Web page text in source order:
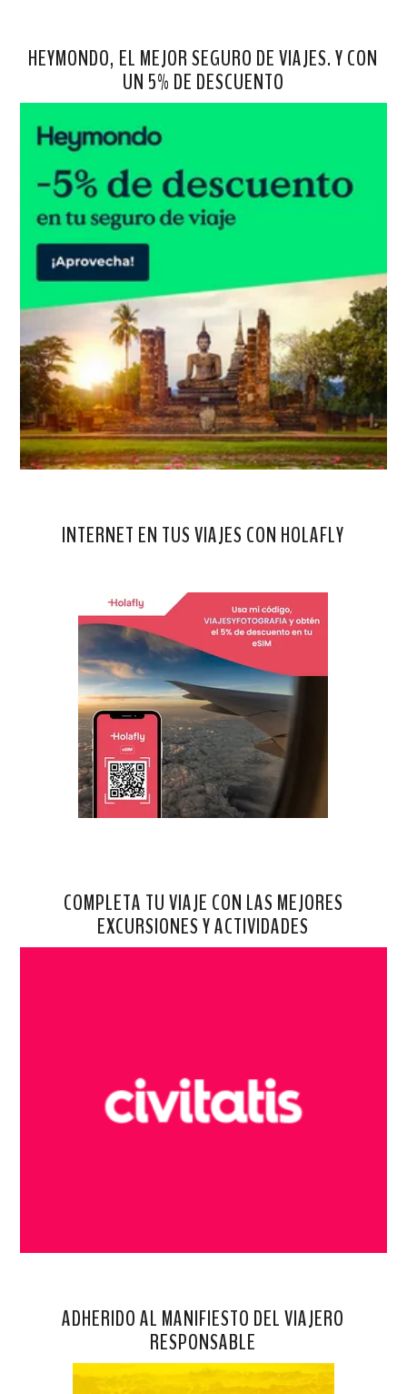
HEYMONDO, EL MEJOR SEGURO DE VIAJES. Y CON
UN 5% DE DESCUENTO
INTERNET EN TUS VIAJES CON HOLAFLY
COMPLETA TU VIAJE CON LAS MEJORES
EXCURSIONES Y ACTIVIDADES
ADHERIDO AL MANIFIESTO DEL VIAJERO
RESPONSABLE